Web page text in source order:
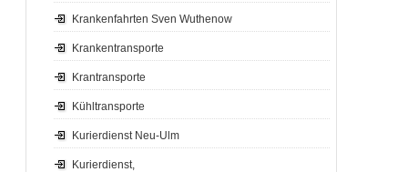
Krankenfahrten Sven Wuthenow
Krankentransporte
Krantransporte
Kühltransporte
Kurierdienst Neu-Ulm
Kurierdienst,